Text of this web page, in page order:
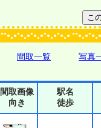
●● ●● ●● ●● ●● ●● ●● ●● ●● ●● ● ●● ●● ●● ●● ●
間取一覧 写真
間取画像
向き
駅名
徒歩